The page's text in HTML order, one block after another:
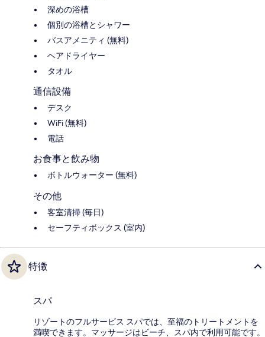
深めの浴槽
個別の浴槽とシャワー
バスアメニティ (無料)
ヘアドライヤー
タオル
通信設備
デスク
WiFi (無料)
電話
お食事と飲み物
ボトルウォーター (無料)
その他
客室清掃 (毎日)
セーフティボックス (室内)
特徴
スパ
リゾートのフルサービス スパでは、至福のトリートメントを
満喫できます。マッサージはビーチ、スパ内で利用可能です。